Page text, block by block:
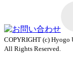
COPYRIGHT (c) Hyogo
All Rights Reserved.